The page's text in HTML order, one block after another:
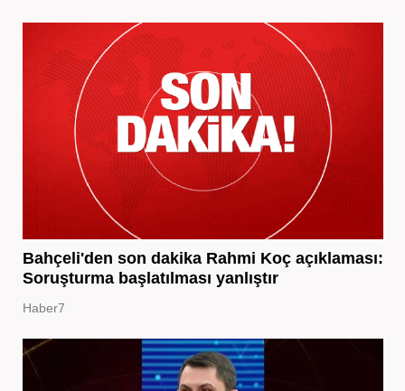
Bahçeli'den son dakika Rahmi Koç açıklaması:
Soruşturma başlatılması yanlıştır
Haber7